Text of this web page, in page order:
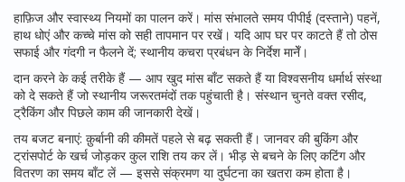
हाफ़िज और स्वास्थ्य नियमों का पालन करें। मांस संभालते समय पीपीई (दस्ताने) पहनें,
हाथ धोएं और कच्चे मांस को सही तापमान पर रखें। यदि आप घर पर काटते हैं तो ठोस
सफाई और गंदगी न फैलने दें; स्थानीय कचरा प्रबंधन के निर्देश मानेँ।
दान करने के कई तरीके हैं — आप खुद मांस बाँट सकते हैं या विश्वसनीय धर्मार्थ संस्था
को दे सकते हैं जो स्थानीय जरूरतमंदों तक पहुंचाती है। संस्थान चुनते वक्त रसीद,
ट्रैकिंग और पिछले काम की जानकारी देखें।
तय बजट बनाएं: क़ुर्बानी की कीमतें पहले से बढ़ सकती हैं। जानवर की बुकिंग और
ट्रांसपोर्ट के खर्च जोड़कर कुल राशि तय कर लें। भीड़ से बचने के लिए कटिंग और
वितरण का समय बाँट लें — इससे संक्रमण या दुर्घटना का खतरा कम होता है।